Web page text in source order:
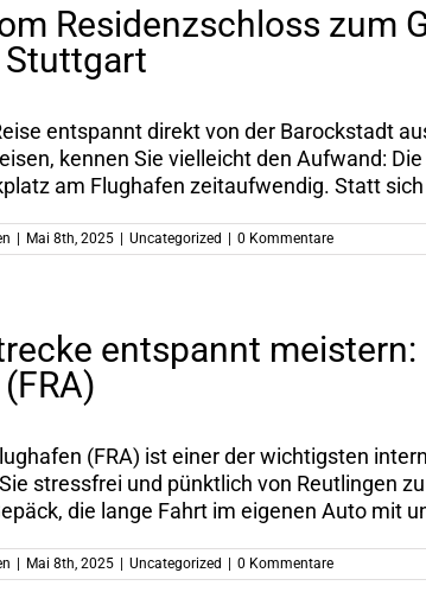
Residenzschloss zum
entspannt direkt von der Barockstadt
kennen Sie vielleicht den Aufwand:
am Flughafen zeitaufwendig. Statt
Mai 8th, 2025 Uncategorized 0 Kommentare
entspannt
(FRA) ist einer der wichtigsten
stressfrei und pünktlich von Reutlingen
die lange Fahrt im eigenen Auto mit
Mai 8th, 2025 Uncategorized 0 Kommentare